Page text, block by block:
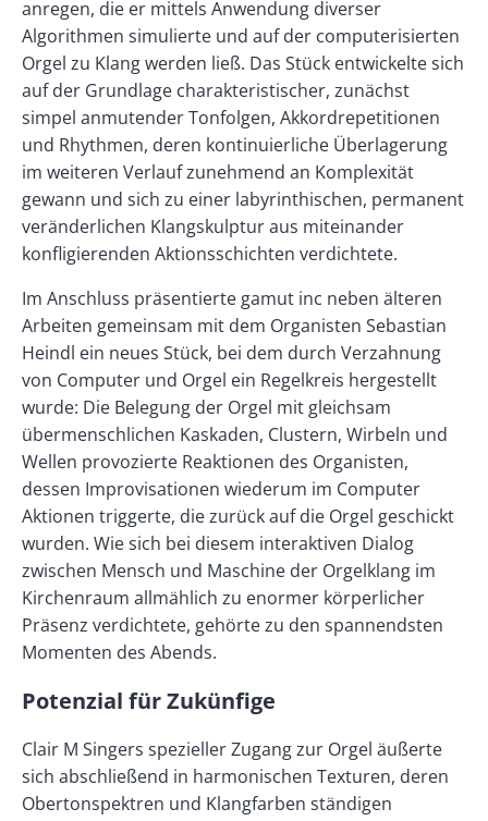
anregen, die er mittels Anwendung diverser
Algorithmen simulierte und auf der computerisierten
Orgel zu Klang werden ließ. Das Stück entwickelte sich
auf der Grundlage charakteristischer, zunächst
simpel anmutender Tonfolgen, Akkordrepetitionen
und Rhythmen, deren kontinuierliche Überlagerung
im weiteren Verlauf zunehmend an Komplexität
gewann und sich zu einer labyrinthischen, permanent
veränderlichen Klangskulptur aus miteinander
konfligierenden Aktionsschichten verdichtete.
Im Anschluss präsentierte gamut inc neben älteren
Arbeiten gemeinsam mit dem Organisten Sebastian
Heindl ein neues Stück, bei dem durch Verzahnung
von Computer und Orgel ein Regelkreis hergestellt
wurde: Die Belegung der Orgel mit gleichsam
übermenschlichen Kaskaden, Clustern, Wirbeln und
Wellen provozierte Reaktionen des Organisten,
dessen Improvisationen wiederum im Computer
Aktionen triggerte, die zurück auf die Orgel geschickt
wurden. Wie sich bei diesem interaktiven Dialog
zwischen Mensch und Maschine der Orgelklang im
Kirchenraum allmählich zu enormer körperlicher
Präsenz verdichtete, gehörte zu den spannendsten
Momenten des Abends.
Potenzial für Zukünfige
Clair M Singers spezieller Zugang zur Orgel äußerte
sich abschließend in harmonischen Texturen, deren
Obertonspektren und Klangfarben ständigen